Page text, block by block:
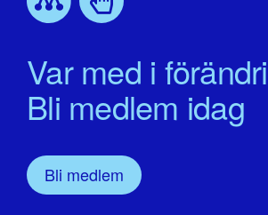
Var med i
Bli medlem idag
Bli medlem